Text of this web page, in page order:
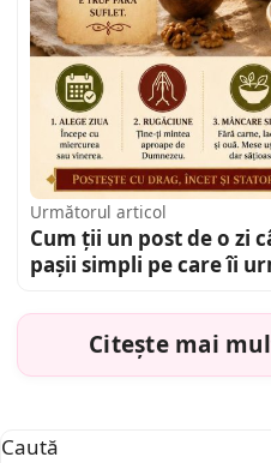
Următorul articol
Cum ții un post de o zi
pașii simpli pe care îi
Citește mai
Caută